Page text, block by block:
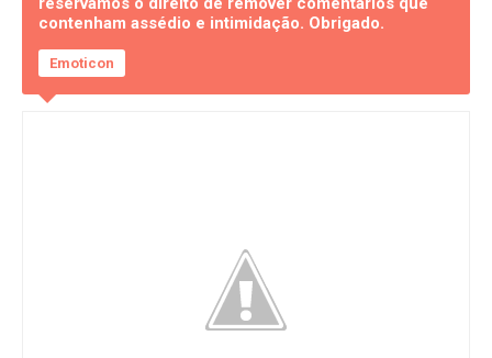
contenham assédio e intimidação. Obrigado.
Emoticon